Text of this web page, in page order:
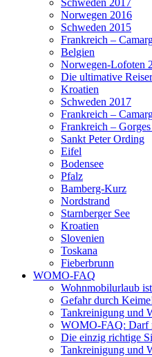
Norwegen 2016
Schweden 2015
Frankreich –
Belgien
Norwegen-Lofoten
Die ultimative
Kroatien
Schweden 2017
Frankreich –
Frankreich –
Sankt Peter Ording
Eifel
Bodensee
Pfalz
Bamberg-Kurz
Nordstrand
Starnberger See
Kroatien
Slovenien
Toskana
Fieberbrunn
WOMO-FAQ
Wohnmobilurlaub
Gefahr durch
Tankreinigung und
WOMO-FAQ: Darf
Die einzig richtige
Tankreinigung und